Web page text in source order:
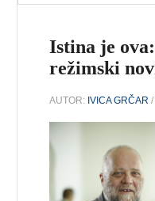
Istina je
režimski
AUTOR: IVICA GRČAR